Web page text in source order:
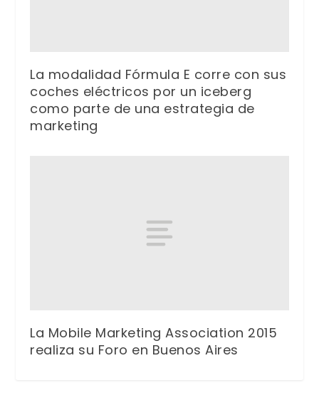
La modalidad Fórmula E corre con sus
coches eléctricos por un iceberg
como parte de una estrategia de
marketing
La Mobile Marketing Association 2015
realiza su Foro en Buenos Aires